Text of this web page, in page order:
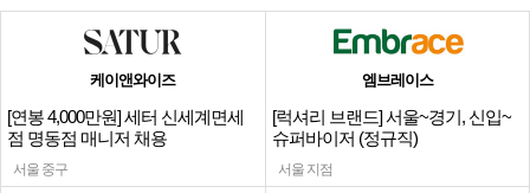
케이앤와이즈
[연봉 4,000만원] 세터 신세계면세
점 명동점 매니저 채용
서울 중구
엠브레이스
[럭셔리 브랜드] 서울~경기, 신입~
슈퍼바이저 (정규직)
서울 지점